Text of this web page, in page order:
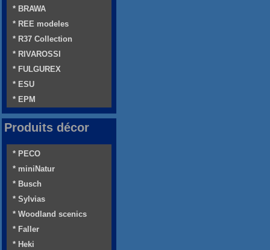
* BRAWA
* REE modeles
* R37 Collection
* RIVAROSSI
* FULGUREX
* ESU
* EPM
Produits décor
* PECO
* miniNatur
* Busch
* Sylvias
* Woodland scenics
* Faller
* Heki